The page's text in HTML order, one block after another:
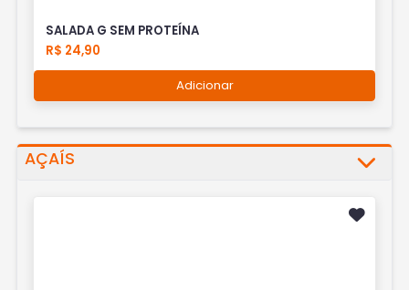
SALADA G SEM PROTEÍNA
R$ 24,90
Adicionar
AÇAÍS